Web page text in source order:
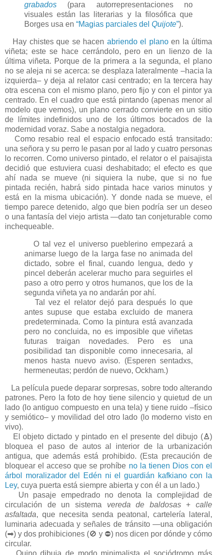
grabados (para autorrepresentaciones no
visuales están las literarias y la filosófica que
Borges usa en “Magias parciales del Quijote”).
Hay chistes que se hacen abriendo el planoen la última
viñeta; este se hace cerrándolo, pero en un lienzo de la
última viñeta. Porque de la primera a la segunda, el plano
no se aleja ni se acerca: se desplaza lateralmente –hacia la
izquierda– y deja al relator casi centrado; en la tercera hay
otra escena con el mismo plano, pero fijo y con el pintor ya
centrado. En el cuadro que está pintando (apenas menor al
modelo que vemos), un plano cerrado convierte en un sitio
de límites indefinidos uno de los últimos bocados de la
modernidad voraz. Sabe a nostalgia negadora.
Como resabio real el espacio enfocado está transitado:
una señora y su perro le pasan por al lado y cuatro personas
lo recorren. Como universo pintado, el relator o el paisajista
decidió que estuviera cuasi deshabitado; el efecto es que
ahí nada se mueve (ni siquiera la nube, que si no fue
pintada recién, habrá sido pintada hace varios minutos y
está en la misma ubicación). Y donde nada se mueve, el
tiempo parece detenido, algo que bien podría ser un deseo
o una fantasía del viejo artista —dato tan conjeturable como
inchequeable.
O tal vez el universo pueblerino empezará a
animarse luego de la larga fase no animada del
dictado, sobre el final, cuando lengua, dedo y
pincel deberán acelerar mucho para seguirles el
paso a otro perro y otros humanos, que los de la
segunda viñeta ya no andarán por ahí.
Tal vez el relator dejó para después lo que
antes supuse que estaba excluido de manera
predeterminada. Como la pintura está avanzada
pero no concluida, no es imposible que viñetas
futuras traigan novedades. Pero es una
posibilidad tan disponible como innecesaria, al
menos hasta nuevo aviso. (Esperen sentadxs,
hermeneutas; perdón de nuevo, Ockham.)
La película puede deparar sorpresas, sobre todo alterando
patrones. Pero la foto de hoy tiene silencio y quietud de un
lado (lo antiguo compuesto en una tela) y tiene ruido –físico
y semiótico– y movilidad del otro lado (lo moderno visto en
vivo).
El objeto dictado y pintado en el presente del dibujo (♙)
bloquea el paso de autos al interior de la urbanización
antigua, que además está prohibido. (Esta precaución de
bloquear el acceso que se prohíbe no la tienen Dios con el
árbol moralizador del Edén ni el guardián kafkiano con la
Ley, cuya puerta está siempre abierta y con él a un lado.)
Un pasaje empedrado no denota la complejidad de
circulación de un sistema vereda de baldosas+ calle
asfaltada, que necesita senda peatonal, cartelería lateral,
luminaria adecuada y señales de tránsito —una obligación
(➡) y dos prohibiciones (🚫 y ⛔) nos dicen por dónde y cómo
circular.
Quino dibuja de modo minimalista el sociódromo más